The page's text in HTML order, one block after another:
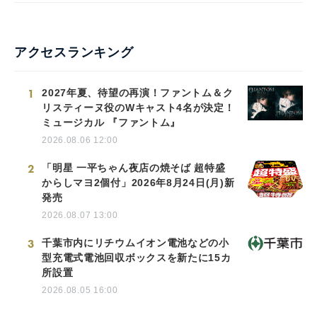
アクセスランキング
1
2027年夏、待望の再演！ファントム＆ク
リスティーヌ役のWキャスト4名が決定！
ミュージカル 『ファントム』
2026.08.06 12:00
2
「明星 一平ちゃん夜店の焼そば 超特盛
からしマヨ2個付」2026年8月24日(月)新
発売
2026.08.07 13:00
3
千葉市内にリチウムイオン電池などの小
型充電式電池回収ボックスを新たに15カ
所設置
2026.08.05 16:00